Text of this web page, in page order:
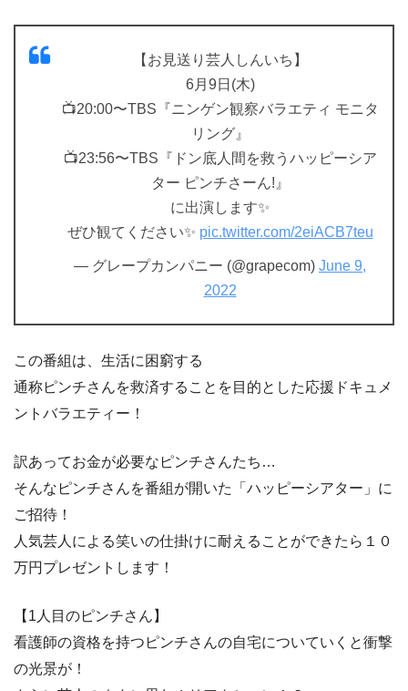
【お見送り芸人しんいち】
6月9日(木)
📺20:00〜TBS『ニンゲン観察バラエティ モニタ
リング』
📺23:56〜TBS『ドン底人間を救うハッピーシア
ター ピンチさーん!』
に出演します✨
ぜひ観てください✨ pic.twitter.com/2eiACB7teu
— グレープカンパニー (@grapecom) June 9,
2022
この番組は、生活に困窮する
通称ピンチさんを救済することを目的とした応援ドキュメ
ントバラエティー！
訳あってお金が必要なピンチさんたち…
そんなピンチさんを番組が開いた「ハッピーシアター」に
ご招待！
人気芸人による笑いの仕掛けに耐えることができたら１０
万円プレゼントします！
【1人目のピンチさん】
看護師の資格を持つピンチさんの自宅についていくと衝撃
の光景が！